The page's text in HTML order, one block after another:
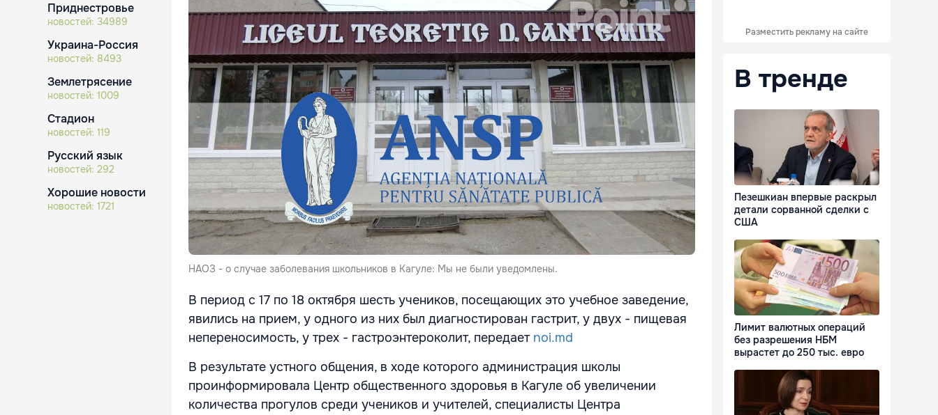
Приднестровье
новостей: 34989
Украина-Россия
новостей: 8493
Землетрясение
новостей: 1009
Стадион
новостей: 119
Русский язык
новостей: 292
Хорошие новости
новостей: 1721
НАОЗ - о случае заболевания школьников в Кагуле: Мы не были уведомлены.
В период с 17 по 18 октября шесть учеников, посещающих это учебное заведение,
явились на прием, у одного из них был диагностирован гастрит, у двух - пищевая
непереносимость, у трех - гастроэнтероколит, передает noi.md
В результате устного общения, в ходе которого администрация школы
проинформировала Центр общественного здоровья в Кагуле об увеличении
количества прогулов среди учеников и учителей, специалисты Центра
Разместить рекламу на сайте
В тренде
Пезешкиан впервые раскрыл
детали сорванной сделки с
США
Лимит валютных операций
без разрешения НБМ
вырастет до 250 тыс. евро